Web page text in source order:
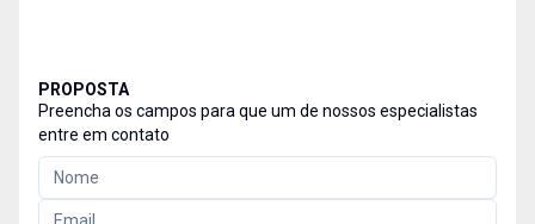
PROPOSTA
Preencha os campos para que um de nossos especialistas
entre em contato